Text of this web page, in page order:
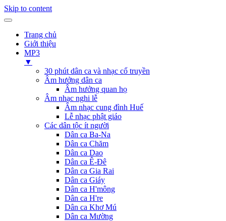
Skip to content
Trang chủ
Giới thiệu
MP3
▼
30 phút dân ca và nhạc cổ truyền
Âm hưởng dân ca
Âm hưởng quan họ
Âm nhạc nghi lễ
Âm nhạc cung đình Huế
Lễ nhạc phật giáo
Các dân tộc ít người
Dân ca Ba-Na
Dân ca Chăm
Dân ca Dao
Dân ca Ê-Đê
Dân ca Gia Rai
Dân ca Giáy
Dân ca H'mông
Dân ca H're
Dân ca Khơ Mú
Dân ca Mường